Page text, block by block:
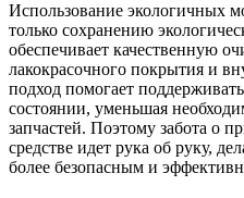
Использование экологичных
только сохранению
обеспечивает качественную
лакокрасочного покрытия и
подход помогает
состоянии, уменьшая
запчастей. Поэтому забота о
средстве идет рука об руку,
более безопасным и